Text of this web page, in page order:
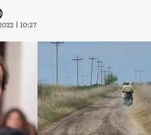
| 10:27